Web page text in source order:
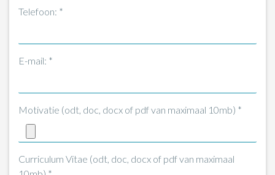
Telefoon: *
E-mail: *
Motivatie (odt, doc, docx of pdf van maximaal 10mb) *
Curriculum Vitae (odt, doc, docx of pdf van maximaal